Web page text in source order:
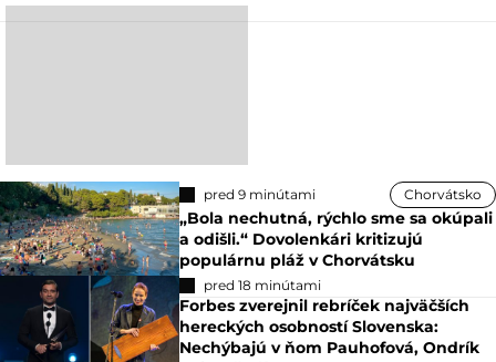
pred 9 minútami Chorvátsko
„Bola nechutná, rýchlo sme sa okúpali
a odišli.“ Dovolenkári kritizujú
populárnu pláž v Chorvátsku
pred 18 minútami
Forbes zverejnil rebríček najväčších
hereckých osobností Slovenska:
Nechýbajú v ňom Pauhofová, Ondrík